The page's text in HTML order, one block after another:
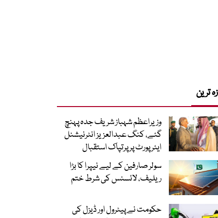
ترین
وزیراعظم شہباز شریف جدہ پہنچ
گئے، کنگ عبدالعزیز انٹرنیشنل
ایئر پورٹ پر پرتپاک استقبال
سولر صارفین کے لیے نیپرا کا بڑا
ریلیف، لائسنس کی شرط ختم
حکومت نے پیٹرول اور ڈیزل کی